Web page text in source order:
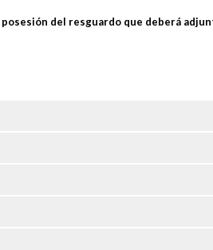
del resguardo que deberá